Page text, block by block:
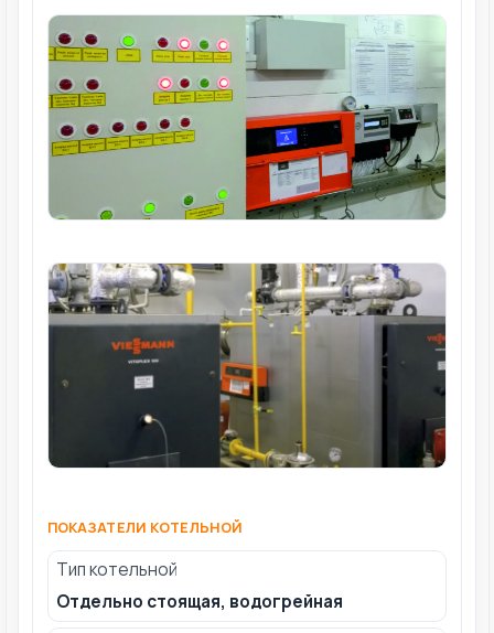
ПОКАЗАТЕЛИ КОТЕЛЬНОЙ
Тип котельной
Отдельно стоящая, водогрейная